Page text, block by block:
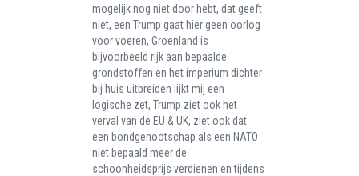
mogelijk nog niet door hebt, dat geeft
niet, een Trump gaat hier geen oorlog
voor voeren, Groenland is
bijvoorbeeld rijk aan bepaalde
grondstoffen en het imperium dichter
bij huis uitbreiden lijkt mij een
logische zet, Trump ziet ook het
verval van de EU & UK, ziet ook dat
een bondgenootschap als een NATO
niet bepaald meer de
schoonheidsprijs verdienen en tijdens